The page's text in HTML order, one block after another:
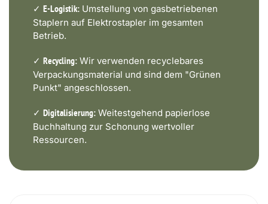
✓ E-Logistik: Umstellung von gasbetriebenen
Staplern auf Elektrostapler im gesamten
Betrieb.
✓ Recycling: Wir verwenden recyclebares
Verpackungsmaterial und sind dem "Grünen
Punkt" angeschlossen.
✓ Digitalisierung: Weitestgehend papierlose
Buchhaltung zur Schonung wertvoller
Ressourcen.